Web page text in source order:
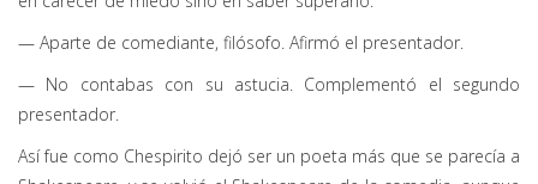
— Aparte de comediante, filósofo. Afirmó el presentador.
— No contabas con su astucia. Complementó el segundo
presentador.
Así fue como Chespirito dejó ser un poeta más que se parecía a